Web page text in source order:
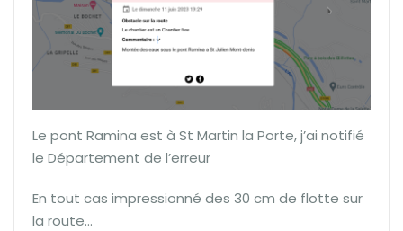
Le pont Ramina est à St Martin la Porte, j’ai notifié
le Département de l’erreur
En tout cas impressionné des 30 cm de flotte sur
la route…